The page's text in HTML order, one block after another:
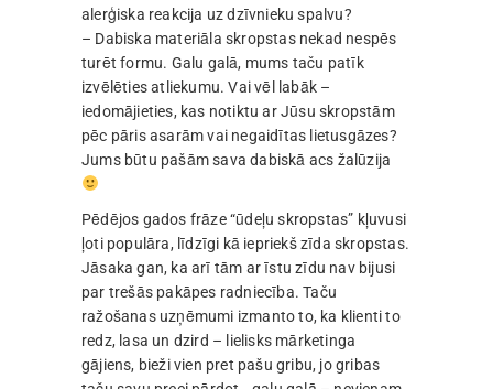
alerģiska reakcija uz dzīvnieku spalvu?
– Dabiska materiāla skropstas nekad nespēs
turēt formu. Galu galā, mums taču patīk
izvēlēties atliekumu. Vai vēl labāk –
iedomājieties, kas notiktu ar Jūsu skropstām
pēc pāris asarām vai negaidītas lietusgāzes?
Jums būtu pašām sava dabiskā acs žalūzija
Pēdējos gados frāze “ūdeļu skropstas” kļuvusi
ļoti populāra, līdzīgi kā iepriekš zīda skropstas.
Jāsaka gan, ka arī tām ar īstu zīdu nav bijusi
par trešās pakāpes radniecība. Taču
ražošanas uzņēmumi izmanto to, ka klienti to
redz, lasa un dzird – lielisks mārketinga
gājiens, bieži vien pret pašu gribu, jo gribas